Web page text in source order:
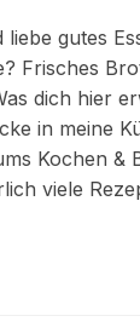
gutes
Frisches
dich hier
in meine
Kochen &
viele